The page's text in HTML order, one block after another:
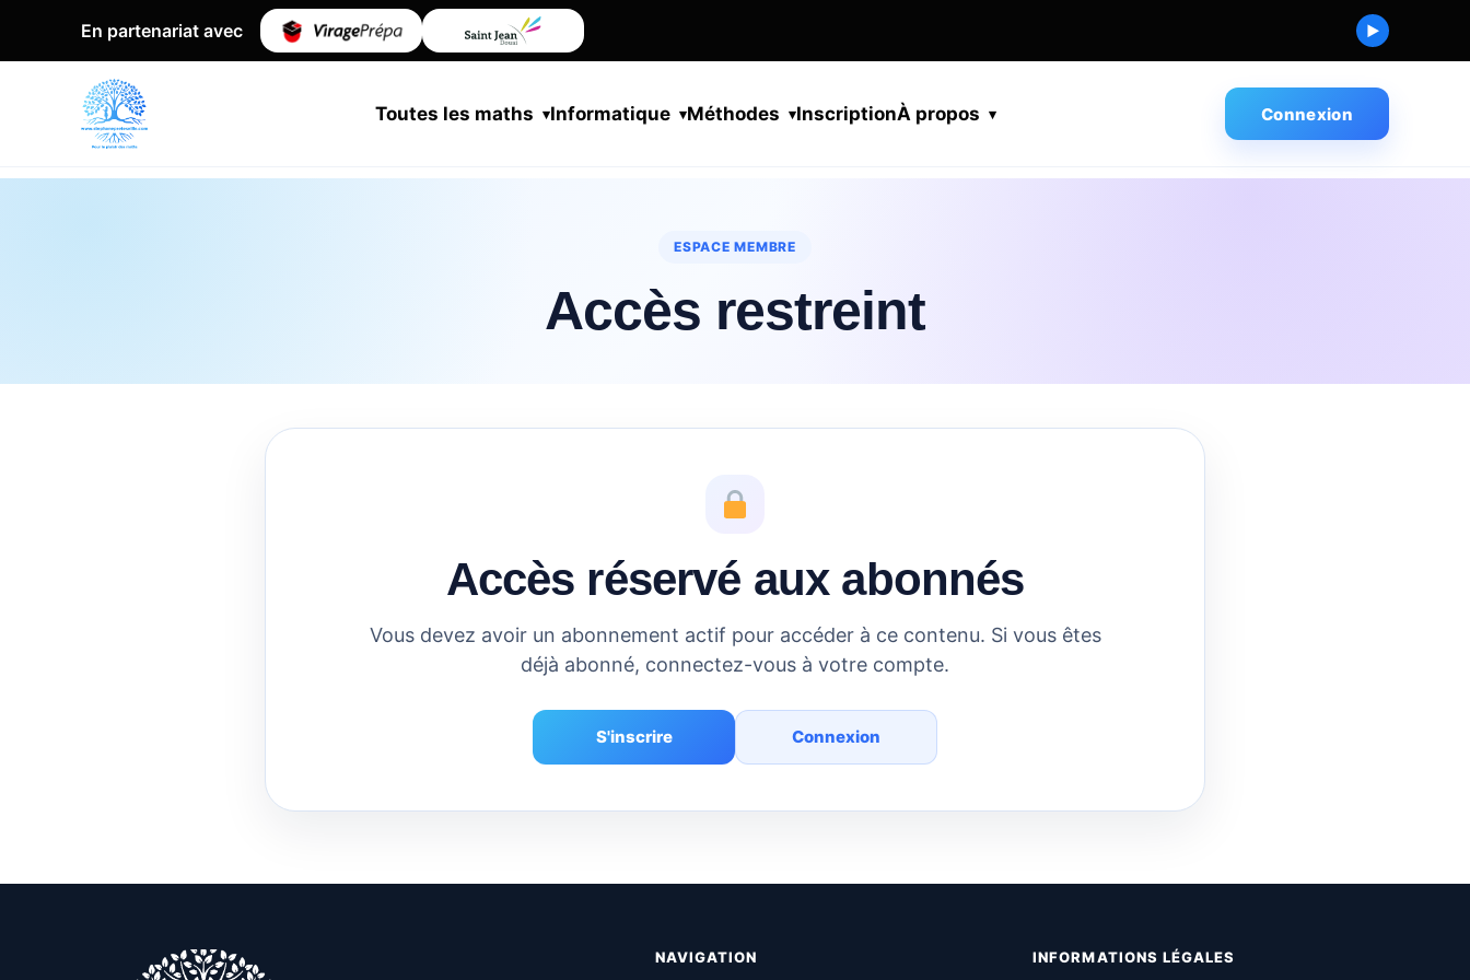
En partenariat avec ▶
Toutes les maths Informatique Méthodes InscriptionÀ propos Connexion
ESPACE MEMBRE
Accès restreint
Accès réservé aux abonnés
Vous devez avoir un abonnement actif pour accéder à ce contenu. Si vous êtes
déjà abonné, connectez-vous à votre compte.
S'inscrire Connexion
NAVIGATION INFORMATIONS LÉGALES